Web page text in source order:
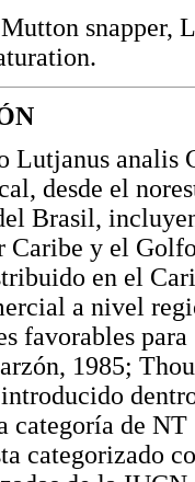
Mutton snapper,
Lutjanus analis
desde el
Brasil,
Caribe y el
en el
a nivel
favorables
1985;
categoría de
categorizado